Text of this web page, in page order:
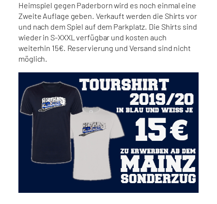
Heimspiel gegen Paderborn wird es noch einmal eine
Zweite Auflage geben. Verkauft werden die Shirts vor
und nach dem Spiel auf dem Parkplatz. Die Shirts sind
wieder in S-XXXL verfügbar und kosten auch
weiterhin 15€. Reservierung und Versand sind nicht
möglich.